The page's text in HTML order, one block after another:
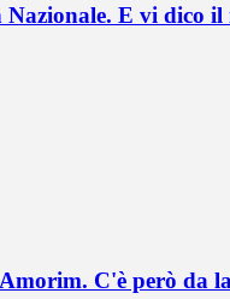
E vi dico
C'è però da